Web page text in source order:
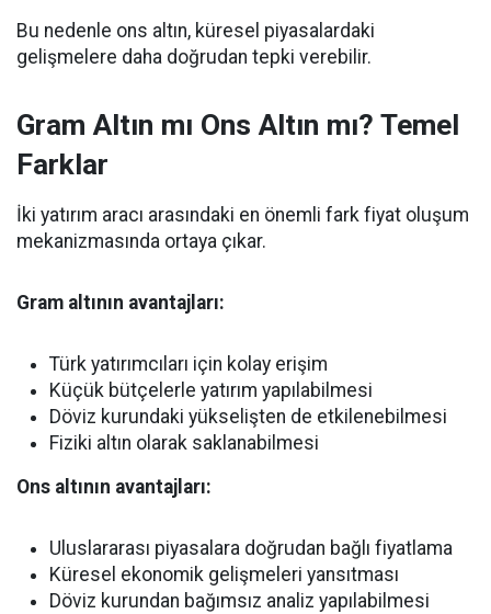
Bu nedenle ons altın, küresel piyasalardaki
gelişmelere daha doğrudan tepki verebilir.
Gram Altın mı Ons Altın mı? Temel
Farklar
İki yatırım aracı arasındaki en önemli fark fiyat oluşum
mekanizmasında ortaya çıkar.
Gram altının avantajları:
Türk yatırımcıları için kolay erişim
Küçük bütçelerle yatırım yapılabilmesi
Döviz kurundaki yükselişten de etkilenebilmesi
Fiziki altın olarak saklanabilmesi
Ons altının avantajları:
Uluslararası piyasalara doğrudan bağlı fiyatlama
Küresel ekonomik gelişmeleri yansıtması
Döviz kurundan bağımsız analiz yapılabilmesi